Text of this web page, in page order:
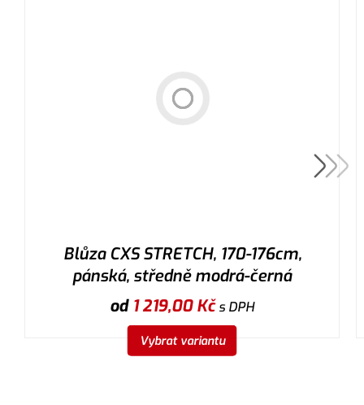
Blůza CXS STRETCH, 170-176cm,
pánská, středně modrá-černá
od 1 219,00Kčs DPH
Vybrat variantu